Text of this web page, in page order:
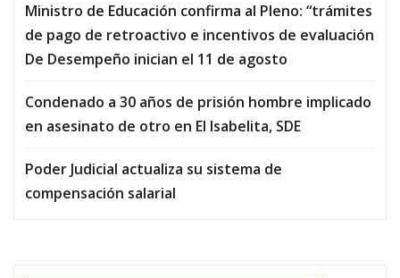
Ministro de Educación confirma al Pleno: “trámites
de pago de retroactivo e incentivos de evaluación
De Desempeño inician el 11 de agosto
Condenado a 30 años de prisión hombre implicado
en asesinato de otro en El Isabelita, SDE
Poder Judicial actualiza su sistema de
compensación salarial